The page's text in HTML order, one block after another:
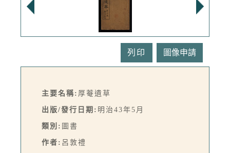
列印
主要名稱: 厚菴遺草
出版/發行日期: 明治43年5月
類別: 圖書
作者: 呂敦禮